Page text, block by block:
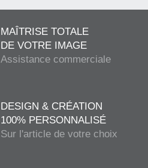
MAÎTRISE TOTALE
DE VOTRE IMAGE
Assistance commerciale
DESIGN & CRÉATION
100% PERSONNALISÉ
Sur l'article de votre choix